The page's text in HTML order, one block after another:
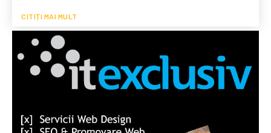
CITIȚI MAI MULT